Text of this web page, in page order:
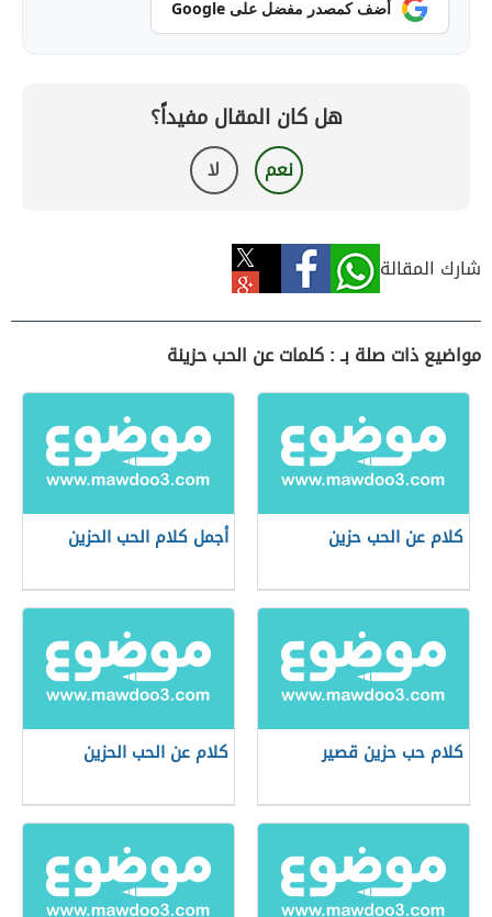
أضف كمصدر مفضل على Google
هل كان المقال مفيداً؟
نعم لا
شارك المقالة
مواضيع ذات صلة بـ : كلمات عن الحب حزينة
كلام عن الحب حزين أجمل كلام الحب الحزين
كلام حب حزين قصير كلام عن الحب الحزين